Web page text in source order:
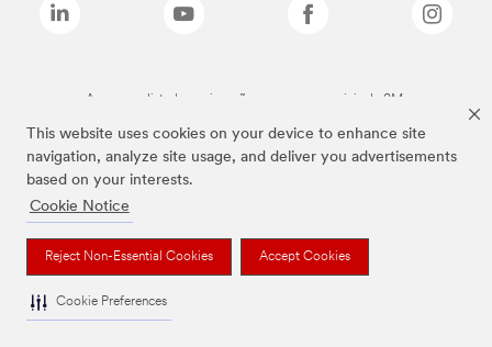
This website uses cookies on your device to enhance site
navigation, analyze site usage, and deliver you advertisements
based on your interests.
Cookie Notice
Reject Non-Essential Cookies Accept Cookies
Cookie Preferences
As marcas listadas a cima são marcas comerciais da 3M.